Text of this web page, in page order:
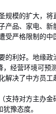
规模的扩大，
产品、家电、新
受严格限制的中
的利好。地缘政
经营环境可预
解决了中方员
支持对方主办
豫态度。